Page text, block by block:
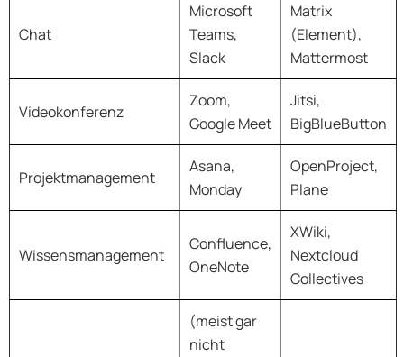
Chat
Microsoft
Teams,
Slack
Matrix
(Element),
Mattermost
Videokonferenz
Zoom,
Google Meet
Jitsi,
BigBlueButton
Projektmanagement
Asana,
Monday
OpenProject,
Plane
Wissensmanagement
Confluence,
OneNote
XWiki,
Nextcloud
Collectives
(meist gar
nicht